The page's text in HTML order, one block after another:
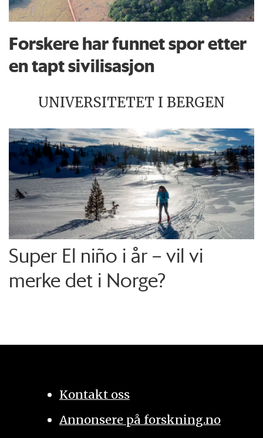
Forskere har funnet spor etter
en tapt sivilisasjon
UNIVERSITETET I BERGEN
Super El niño i år – vil vi
merke det i Norge?
Kontakt oss
Annonsere på forskning.no